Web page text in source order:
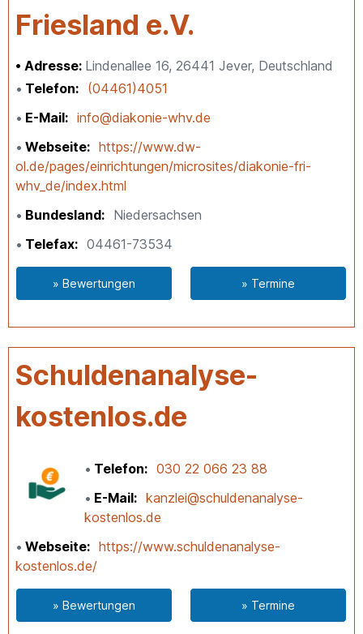
Friesland e.V.
Adresse: Lindenallee 16, 26441 Jever, Deutschland
Telefon
(04461)4051
E-Mail
info@diakonie-whv.de
Webseite
https://www.dw-
ol.de/pages/einrichtungen/microsites/diakonie-fri-
whv_de/index.html
Bundesland
Niedersachsen
Telefax
04461-73534
» Bewertungen » Termine
Schuldenanalyse-
kostenlos.de
Telefon
030 22 066 23 88
E-Mail
kanzlei@schuldenanalyse-
kostenlos.de
Webseite
https://www.schuldenanalyse-
kostenlos.de/
» Bewertungen » Termine